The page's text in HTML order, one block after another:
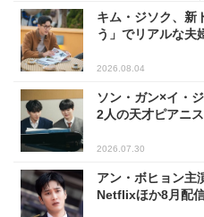
キム・ジソク、新
う」でリアルな夫
2026.08.04
ソン・ガン×イ・
2人の天才ピアニ
2026.07.30
アン・ボヒョン主
Netflixほか8月配